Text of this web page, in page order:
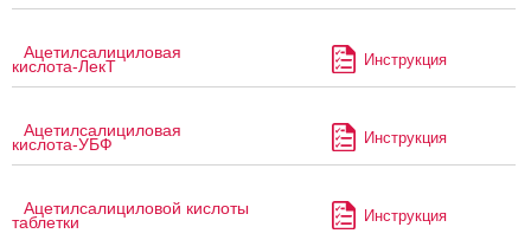
Ацетилсалициловая
кислота-ЛекТ Инструкция
Ацетилсалициловая
кислота-УБФ Инструкция
Ацетилсалициловой кислоты
таблетки Инструкция